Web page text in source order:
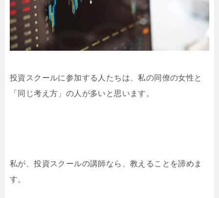
投資スクールに参加する人たちは、私の同僚の女性と
「同じ考え方」の人が多いと思います。
私が、投資スクールの講師なら、教えることを諦めま
す。